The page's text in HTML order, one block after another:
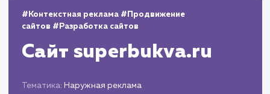
значительные средства за счет отказа от
дорогостоящего платного продвижения,
стратегического планирования. Высокий уровень
продолжительным сотрудничеством, стал